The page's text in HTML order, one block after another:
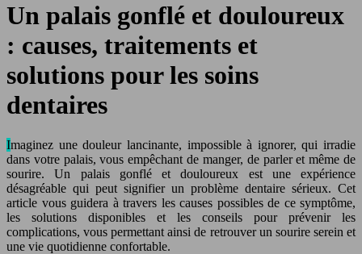
Un palais gonflé et douloureux
: causes, traitements et
solutions pour les soins
dentaires
Imaginez une douleur lancinante, impossible à ignorer, qui irradie
dans votre palais, vous empêchant de manger, de parler et même de
sourire. Un palais gonflé et douloureux est une expérience
désagréable qui peut signifier un problème dentaire sérieux. Cet
article vous guidera à travers les causes possibles de ce symptôme,
les solutions disponibles et les conseils pour prévenir les
complications, vous permettant ainsi de retrouver un sourire serein et
une vie quotidienne confortable.